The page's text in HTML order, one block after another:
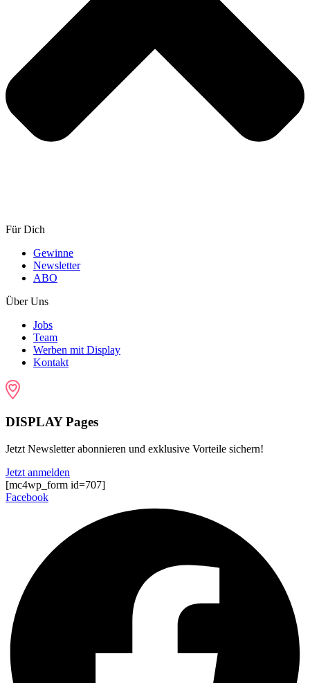
Für Dich
Gewinne
Newsletter
ABO
Über Uns
Jobs
Team
Werben mit Display
Kontakt
DISPLAY Pages
Jetzt Newsletter abonnieren und exklusive Vorteile sichern!
Jetzt anmelden
[mc4wp_form id=707]
Facebook